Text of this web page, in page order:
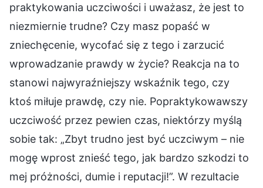
praktykowania uczciwości i uważasz, że jest to
niezmiernie trudne? Czy masz popaść w
zniechęcenie, wycofać się z tego i zarzucić
wprowadzanie prawdy w życie? Reakcja na to
stanowi najwyraźniejszy wskaźnik tego, czy
ktoś miłuje prawdę, czy nie. Popraktykowawszy
uczciwość przez pewien czas, niektórzy myślą
sobie tak: „Zbyt trudno jest być uczciwym – nie
mogę wprost znieść tego, jak bardzo szkodzi to
mej próżności, dumie i reputacji!”. W rezultacie